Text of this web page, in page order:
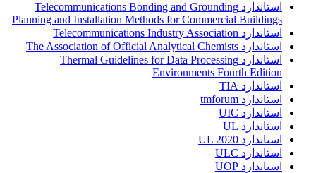
استاندارد Telecommunications Bonding and Grounding
Planning and Installation Methods for Commercial Buildings
استاندارد Telecommunications Industry Association
استاندارد The Association of Official Analytical Chemists
استاندارد Thermal Guidelines for Data Processing
Environments Fourth Edition
استاندارد TIA
استاندارد tmforum
استاندارد UIC
استاندارد UL
استاندارد UL 2020
استاندارد ULC
استاندارد UOP